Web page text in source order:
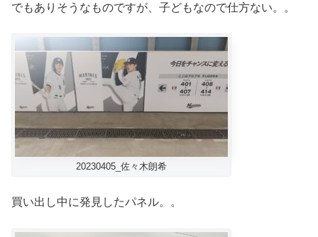
でもありそうなものですが、子どもなので仕方ない。。
20230405_佐々木朗希
買い出し中に発見したパネル。。